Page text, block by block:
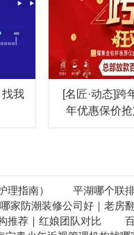
找我
[名匠·动态]跨
年优惠保价
理指南）
平湖哪个联
家防潮装修公司好｜老房
推荐｜红娘团队对比